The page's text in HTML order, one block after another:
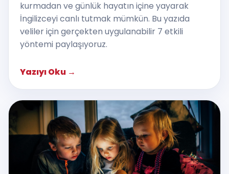
kurmadan ve günlük hayatın içine yayarak
İngilizceyi canlı tutmak mümkün. Bu yazıda
veliler için gerçekten uygulanabilir 7 etkili
yöntemi paylaşıyoruz.
Yazıyı Oku →